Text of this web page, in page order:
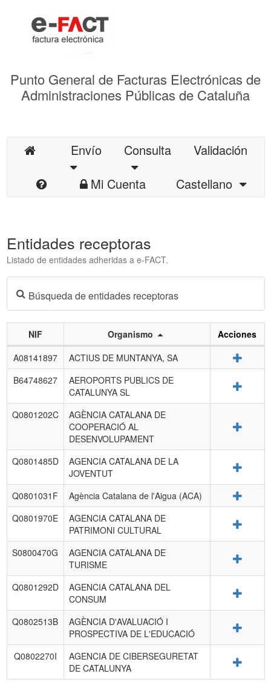
Punto General de Facturas Electrónicas de
Administraciones Públicas de Cataluña
Envío Consulta
Validación
Mi Cuenta
Castellano
Entidades receptoras
Listado de entidades adheridas a e-FACT.
Búsqueda de entidades receptoras
Listado
de
entidades
NIF Organismo
Acciones
A08141897
ACTIUS DE MUNTANYA, SA
B64748627
AEROPORTS PUBLICS DE
CATALUNYA SL
Q0801202C
AGÈNCIA CATALANA DE
COOPERACIÓ AL
DESENVOLUPAMENT
Q0801485D
AGENCIA CATALANA DE LA
JOVENTUT
Q0801031F Agència Catalana de l'Aigua (ACA)
Q0801970E
AGENCIA CATALANA DE
PATRIMONI CULTURAL
S0800470G
AGENCIA CATALANA DE
TURISME
Q0801292D
AGENCIA CATALANA DEL
CONSUM
Q0802513B
AGÈNCIA D'AVALUACIÓ I
PROSPECTIVA DE L'EDUCACIÓ
Q0802270I
AGENCIA DE CIBERSEGURETAT
DE CATALUNYA